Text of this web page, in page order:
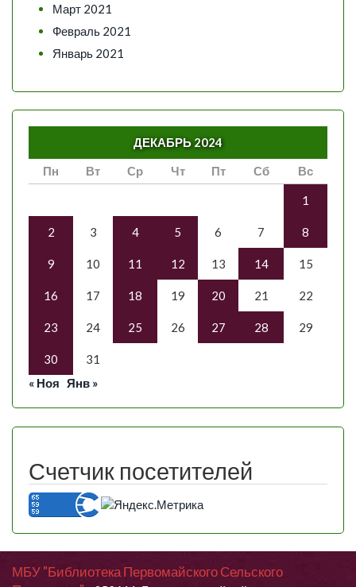
Март 2021
Февраль 2021
Январь 2021
ДЕКАБРЬ 2024
Пн
Вт Ср Чт Пт Сб Вс
1
2 3 4 5 6 7 8
9 10 11 12 13 14 15
16 17 18 19 20 21 22
23 24 25 26 27 28 29
30
31
« Ноя Янв »
Счетчик посетителей
МБУ "Библиотека Первомайского Сельского